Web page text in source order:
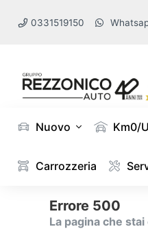
0331519150
Nuovo Km0/
Carrozzeria
Errore 500
La pagina che